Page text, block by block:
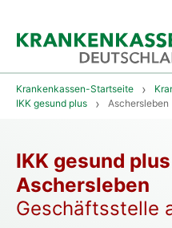
Krankenkassen-Startseite
IKK gesund plus
Aschersleben
IKK gesund
Aschersleben
Geschäftsstelle